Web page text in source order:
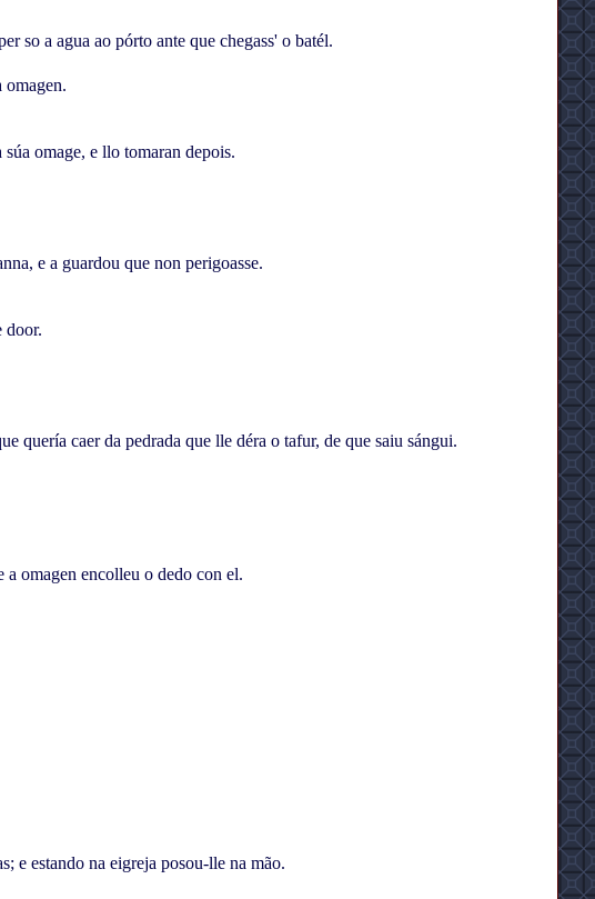
so a agua ao pórto ante que chegass' o batél.
omagen.
omage, e llo tomaran depois.
e a guardou que non perigoasse.
door.
quería caer da pedrada que lle déra o tafur, de que saiu sángui.
a omagen encolleu o dedo con el.
e estando na eigreja posou-lle na mão.